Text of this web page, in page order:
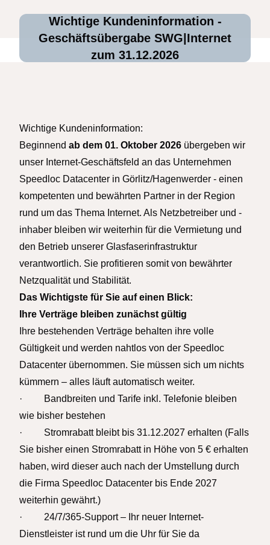
Wichtige Kundeninformation -
Geschäftsübergabe SWG|Internet
zum 31.12.2026
Wichtige Kundeninformation:
Beginnend ab dem 01. Oktober 2026 übergeben wir
unser Internet-Geschäftsfeld an das Unternehmen
Speedloc Datacenter in Görlitz/Hagenwerder - einen
kompetenten und bewährten Partner in der Region
rund um das Thema Internet. Als Netzbetreiber und -
inhaber bleiben wir weiterhin für die Vermietung und
den Betrieb unserer Glasfaserinfrastruktur
verantwortlich. Sie profitieren somit von bewährter
Netzqualität und Stabilität.
Das Wichtigste für Sie auf einen Blick:
Ihre Verträge bleiben zunächst gültig
Ihre bestehenden Verträge behalten ihre volle
Gültigkeit und werden nahtlos von der Speedloc
Datacenter übernommen. Sie müssen sich um nichts
kümmern – alles läuft automatisch weiter.
· Bandbreiten und Tarife inkl. Telefonie bleiben
wie bisher bestehen
· Stromrabatt bleibt bis 31.12.2027 erhalten (Falls
Sie bisher einen Stromrabatt in Höhe von 5 € erhalten
haben, wird dieser auch nach der Umstellung durch
die Firma Speedloc Datacenter bis Ende 2027
weiterhin gewährt.)
· 24/7/365-Support – Ihr neuer Internet-
Dienstleister ist rund um die Uhr für Sie da